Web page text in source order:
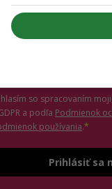
platnú e-mailovú
chcem dostávať
partnerov. Odhlásiť
so spracovaním
a podľa Podmienok
používania(otvorí
.*
Prihlásiť sa